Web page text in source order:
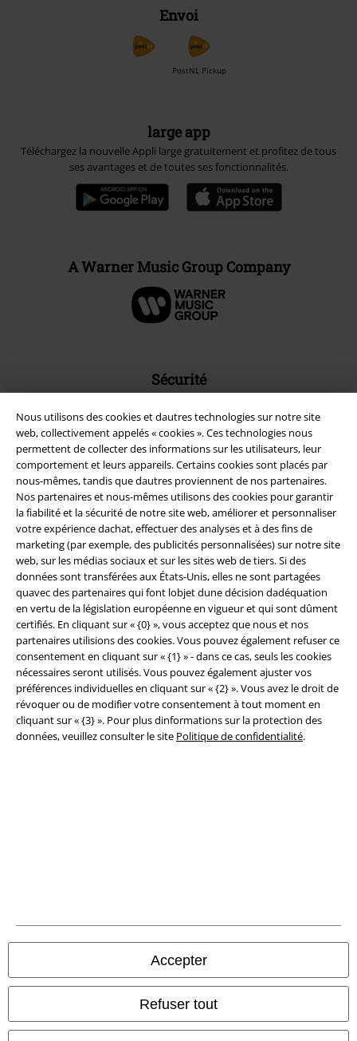
Nous utilisons des cookies et dautres technologies sur notre site
web, collectivement appelés « cookies ». Ces technologies nous
permettent de collecter des informations sur les utilisateurs, leur
comportement et leurs appareils. Certains cookies sont placés par
nous-mêmes, tandis que dautres proviennent de nos partenaires.
Nos partenaires et nous-mêmes utilisons des cookies pour garantir
la fiabilité et la sécurité de notre site web, améliorer et personnaliser
votre expérience dachat, effectuer des analyses et à des fins de
marketing (par exemple, des publicités personnalisées) sur notre site
web, sur les médias sociaux et sur les sites web de tiers. Si des
données sont transférées aux États-Unis, elles ne sont partagées
quavec des partenaires qui font lobjet dune décision dadéquation
en vertu de la législation européenne en vigueur et qui sont dûment
certifiés. En cliquant sur « {0} », vous acceptez que nous et nos
partenaires utilisions des cookies. Vous pouvez également refuser ce
consentement en cliquant sur « {1} » - dans ce cas, seuls les cookies
nécessaires seront utilisés. Vous pouvez également ajuster vos
préférences individuelles en cliquant sur « {2} ». Vous avez le droit de
révoquer ou de modifier votre consentement à tout moment en
cliquant sur « {3} ». Pour plus dinformations sur la protection des
données, veuillez consulter le site Politique de confidentialité.
Accepter
Refuser tout
Envoi
PostNL Pickup
large app
Téléchargez la nouvelle Appli large gratuitement et profitez de tous
ses avantages et de toutes ses fonctionnalités.
A Warner Music Group Company
Sécurité
Légal
Conditions générales
Éditeur
Clauses de confidentialité
Tous nos prix sont T.T.C. Cependant, ils ne comprennent pasles frais
denvoi.
© 1986-2026 Large Popmerchandising BV